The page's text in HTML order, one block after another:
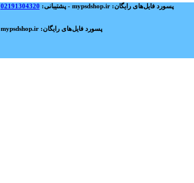
پسورد فایل‌های رایگان: mypsdshop.ir - پشتیبانی: arshiya_ag@yahoo.com 02191304320
پسورد فایل‌های رایگان: mypsdshop.ir